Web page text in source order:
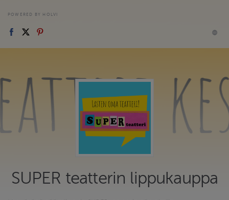
POWERED BY HOLVI
SUPER teatterin lippukauppa